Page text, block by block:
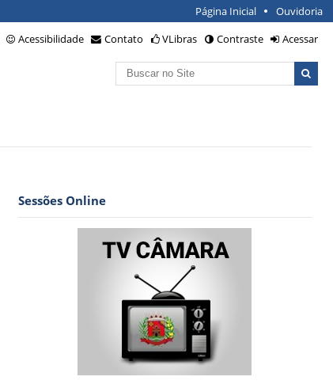
Página Inicial Ouvidoria
Acessibilidade Contato VLibras Contraste
Acessar
Busca
Sessões Online